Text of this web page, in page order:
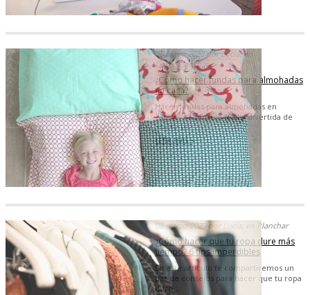
15 mayo 2023 por Lucia, en
Coser,Planchar
¿Cómo hacer fundas para almohadas
en casa?
Hacer fundas para almohadas en
casa es una forma fácil y divertida de
añadir un ...
LEER MÁS +
08 marzo 2023 por Lucia, en Planchar
¿Cómo hacer que tu ropa dure más
tiempo? 6 tips imperdibles
En este artículo te compartiremos un
par de consejos para hacer que tu ropa
dure...